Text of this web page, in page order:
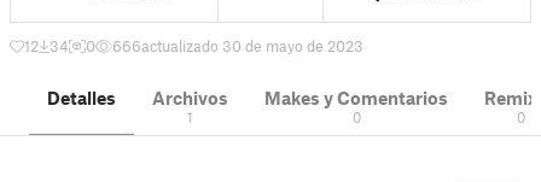
12 34 0 666actualizado 30 de mayo de 2023
Detalles Archivos
1
Makes y Comentarios
0 0